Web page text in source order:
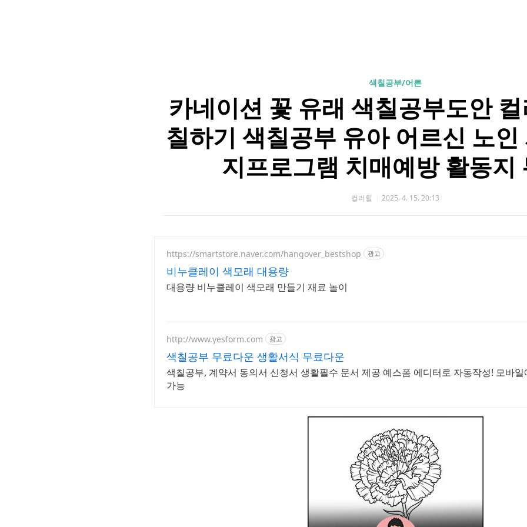
색칠공부/어른
카네이션 꽃 유래 색칠공부도안
칠하기 색칠공부 유아 어르신 노
지프로그램 치매예방 활동지
컬러힐 2025. 4. 15. 20:13
https://smartstore.naver.com/hangover_bestshop 광고
비누클레이 색모래 대용량
대용량 비누클레이 색모래 만들기 재료 놀이
http://www.yesform.com 광고
색칠공부 무료다운 생활서식 무료다운
색칠공부, 계약서 동의서 신청서 생활필수 문서 제공 예스폼 에디터로 자동작성! 모바일
가능